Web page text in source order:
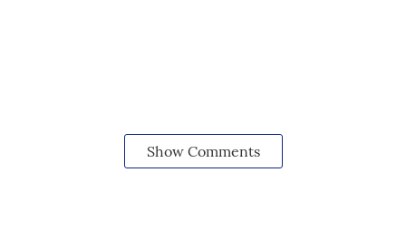
Show Comments